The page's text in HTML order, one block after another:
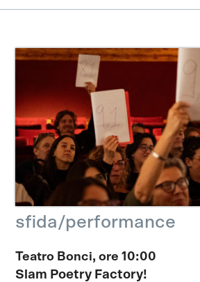
sfida/performance
Teatro Bonci, ore 10:00
Slam Poetry Factory!